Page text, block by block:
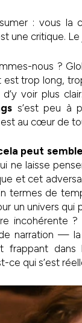
: vous la
une critique.
nous ?
est trop long,
d’y voir plus
s’est peu à
est au cœur de
peut
ne laisse
et cet
termes de
un univers
incohérente
narration —
frappant
ce qui s’est